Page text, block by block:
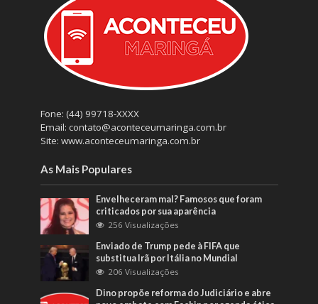
Fone: (44) 99718-XXXX
Email: contato@aconteceumaringa.com.br
Site: www.aconteceumaringa.com.br
As Mais Populares
Envelheceram mal? Famosos que foram
criticados por sua aparência
256 Visualizações
Enviado de Trump pede à FIFA que
substitua Irã por Itália no Mundial
206 Visualizações
Dino propõe reforma do Judiciário e abre